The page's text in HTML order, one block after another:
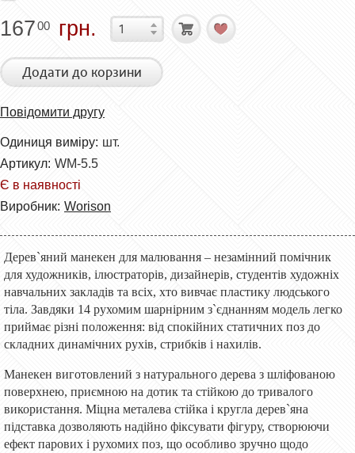
16700 грн.
Додати до корзини
Повідомити другу
Одиниця виміру: шт.
Артикул: WM-5.5
Є в наявності
Виробник: Worison
Дерев`яний манекен для малювання – незамінний помічник
для художників, ілюстраторів, дизайнерів, студентів художніх
навчальних закладів та всіх, хто вивчає пластику людського
тіла. Завдяки 14 рухомим шарнірним з`єднанням модель легко
приймає різні положення: від спокійних статичних поз до
складних динамічних рухів, стрибків і нахилів.
Манекен виготовлений з натурального дерева з шліфованою
поверхнею, приємною на дотик та стійкою до тривалого
використання. Міцна металева стійка і кругла дерев`яна
підставка дозволяють надійно фіксувати фігуру, створюючи
ефект парових і рухомих поз, що особливо зручно щодо